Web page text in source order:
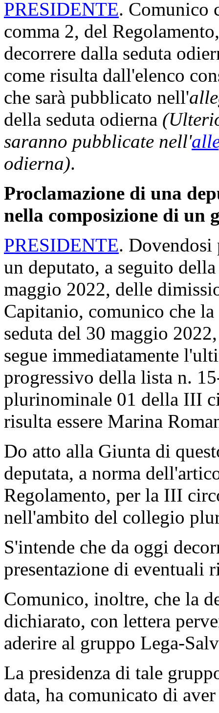
PRESIDENTE. Comunico
comma 2, del
decorrere dalla seduta
come risulta dall'elenco
che sarà pubblicato nell'
della seduta odierna
saranno pubblicate nell'
odierna).
Proclamazione di una
nella composizione di un
PRESIDENTE. Dovendosi
un deputato, a seguito
maggio 2022, delle
Capitanio, comunico che
seduta del 30 maggio
segue immediatamente
progressivo della lista n.
plurinominale 01 della III
risulta essere Marina
Do atto alla Giunta di
deputata, a norma
Regolamento, per la III
nell'ambito del collegio
S'intende che da oggi
presentazione di eventuali
Comunico, inoltre, che la
dichiarato, con lettera
aderire al gruppo Lega-
La presidenza di tale
data, ha comunicato di